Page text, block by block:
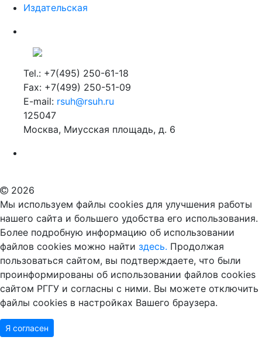
Издательская
Tel.: +7(495) 250-61-18
Fax: +7(499) 250-51-09
E-mail: rsuh@rsuh.ru
125047
Москва, Миусская площадь, д. 6
2026
Мы используем файлы cookies для улучшения работы
нашего сайта и большего удобства его использования.
Более подробную информацию об использовании
файлов cookies можно найти здесь. Продолжая
пользоваться сайтом, вы подтверждаете, что были
проинформированы об использовании файлов cookies
сайтом РГГУ и согласны с ними. Вы можете отключить
файлы cookies в настройках Вашего браузера.
Я согласен